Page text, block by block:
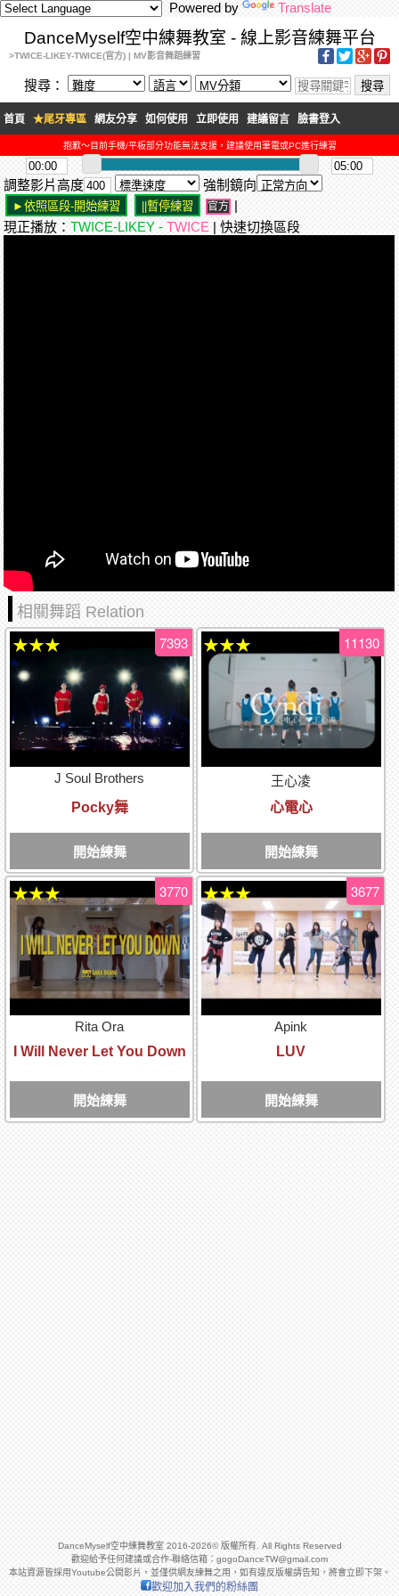
Powered by Translate
DanceMyself空中練舞教室 - 線上影音練舞平台
>TWICE-LIKEY-TWICE(官方) | MV影音舞蹈練習
搜尋：
首頁 ★尾牙專區 網友分享 如何使用 立即使用 建議留言 臉書登入
抱歉～目前手機/平板部分功能無法支援，建議使用筆電或PC進行練習
調整影片高度 強制鏡向
官方 |
現正播放：TWICE-LIKEY -TWICE | 快速切換區段
相關舞蹈 Relation
J Soul Brothers
Pocky舞
開始練舞
7393
★★★
王心凌
心電心
開始練舞
11130
★★★
Rita Ora
I Will Never Let You Down
開始練舞
3770
★★★
Apink
LUV
開始練舞
3677
★★★
DanceMyself空中練舞教室 2016-2026© 版權所有. All Rights Reserved
歡迎給予任何建議或合作-聯絡信箱： gogoDanceTW@gmail.com
本站資源皆採用Youtube公開影片，並僅供網友練舞之用，如有違反版權請告知，將會立即下架。
歡迎加入我們的粉絲團